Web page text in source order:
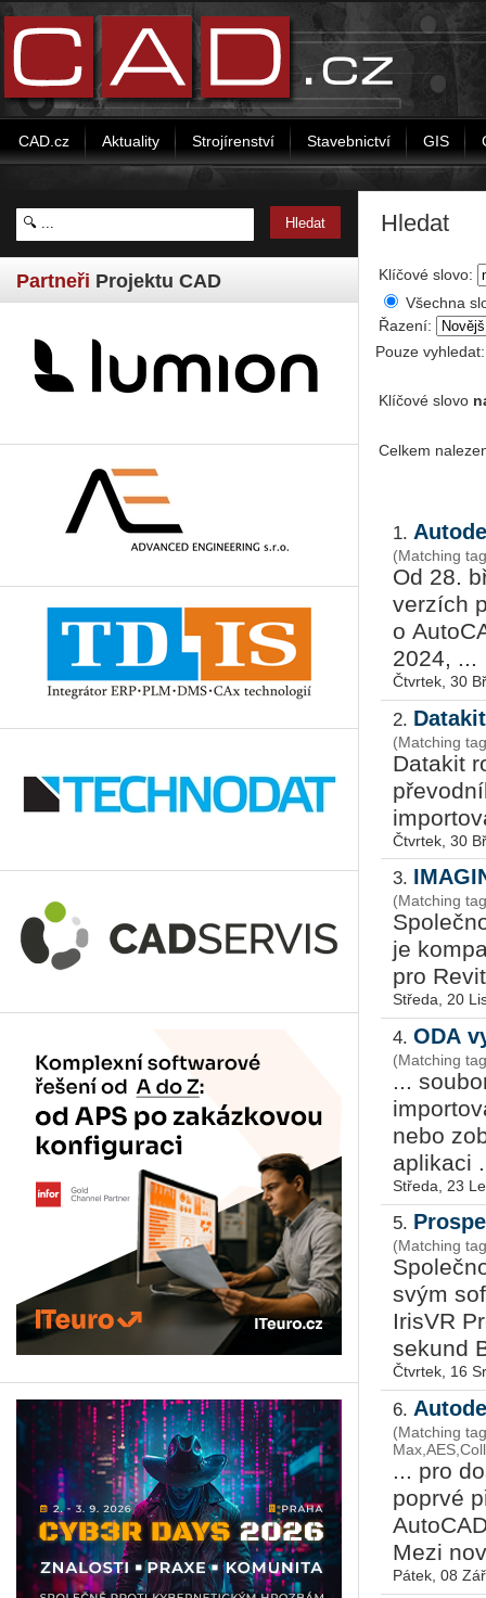
CAD.cz Aktuality Strojírenství Stavebnictví GIS
Partneři Projektu CAD
Hledat
Klíčové slovo:
Všechna
Řazení:
Pouze
Klíčové slovo
Celkem
1.
(Matching
Od 28.
ver­zích
o
2024, ...
Čtvrtek, 30
2.
(Matching
Da­ta­kit
Čtvrtek, 30
3.
(Matching
je
pro
Středa, 20
4. ODA
(Matching
...
nebo
aplikaci
Středa, 23
5.
(Matching
svým
IrisVR
sekund
Čtvrtek, 16
6.
(Matching
... pro
poprvé
Mezi
Pátek, 08